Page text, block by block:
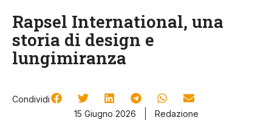
Rapsel International, una
storia di design e
lungimiranza
Condividi
15 Giugno 2026
Redazione